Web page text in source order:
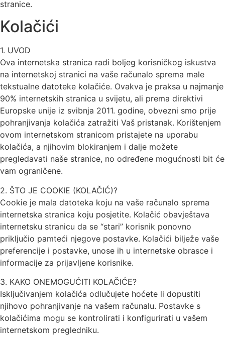
stranice.
Kolačići
1. UVOD
Ova internetska stranica radi boljeg korisničkog iskustva
na internetskoj stranici na vaše računalo sprema male
tekstualne datoteke kolačiće. Ovakva je praksa u najmanje
90% internetskih stranica u svijetu, ali prema direktivi
Europske unije iz svibnja 2011. godine, obvezni smo prije
pohranjivanja kolačića zatražiti Vaš pristanak. Korištenjem
ovom internetskom stranicom pristajete na uporabu
kolačića, a njihovim blokiranjem i dalje možete
pregledavati naše stranice, no određene mogućnosti bit će
vam ograničene.
2. ŠTO JE COOKIE (KOLAČIĆ)?
Cookie je mala datoteka koju na vaše računalo sprema
internetska stranica koju posjetite. Kolačić obavještava
internetsku stranicu da se “stari” korisnik ponovno
priključio pamteći njegove postavke. Kolačići bilježe vaše
preferencije i postavke, unose ih u internetske obrasce i
informacije za prijavljene korisnike.
3. KAKO ONEMOGUĆITI KOLAČIĆE?
Isključivanjem kolačića odlučujete hoćete li dopustiti
njihovo pohranjivanje na vašem računalu. Postavke s
kolačićima mogu se kontrolirati i konfigurirati u vašem
internetskom pregledniku.